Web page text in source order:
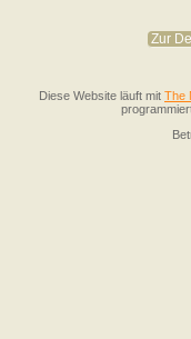
Zur
Diese Website läuft mit The